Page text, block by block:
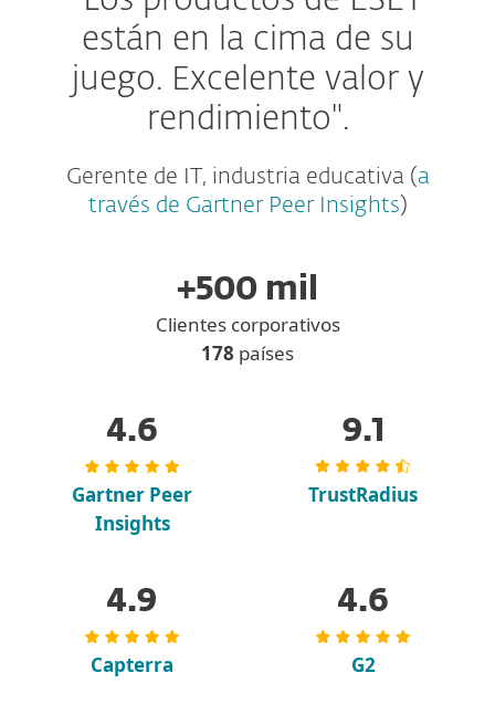
están en la cima de su
juego. Excelente valor y
rendimiento".
Gerente de IT, industria educativa ( a
través de Gartner Peer Insights )
+500 mil
Clientes corporativos
178 países
4.6
Gartner Peer
Insights
9.1
TrustRadius
4.9
Capterra
4.6
G2